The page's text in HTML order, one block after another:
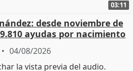
03:11
desde noviembre de
ayudas por nacimiento
04/08/2026